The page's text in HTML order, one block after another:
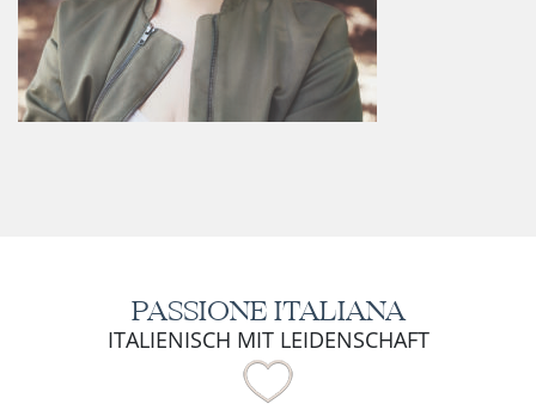
PASSIONE ITALIANA
ITALIENISCH MIT LEIDENSCHAFT